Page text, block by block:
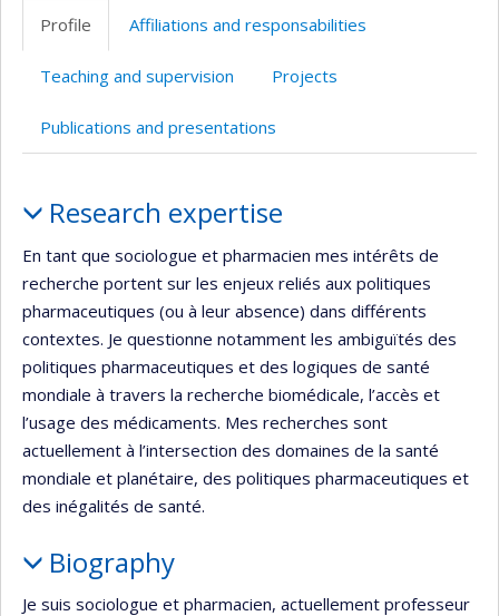
professionnelle
(faculté,département,école)
Profile
Affiliations and responsabilities
Teaching and supervision Projects
Publications and presentations
Research expertise
En tant que sociologue et pharmacien mes intérêts de
recherche portent sur les enjeux reliés aux politiques
pharmaceutiques (ou à leur absence) dans différents
contextes. Je questionne notamment les ambiguïtés des
politiques pharmaceutiques et des logiques de santé
mondiale à travers la recherche biomédicale, l’accès et
l’usage des médicaments. Mes recherches sont
actuellement à l’intersection des domaines de la santé
mondiale et planétaire, des politiques pharmaceutiques et
des inégalités de santé.
Biography
Je suis sociologue et pharmacien, actuellement professeur